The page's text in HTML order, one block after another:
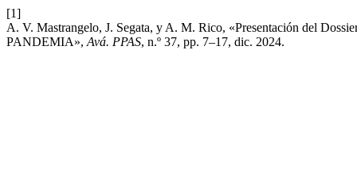
[1]
A. V. Mastrangelo, J. Segata, y A. M. Rico, «Presentación del
PANDEMIA», Avá. PPAS, n.º 37, pp. 7–17, dic. 2024.